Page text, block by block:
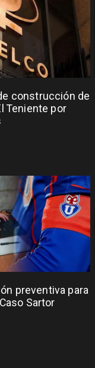
construcción de
Teniente por
preventiva para
Sartor